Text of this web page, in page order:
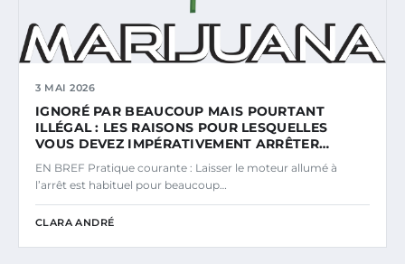
3 MAI 2026
IGNORÉ PAR BEAUCOUP MAIS POURTANT
ILLÉGAL : LES RAISONS POUR LESQUELLES
VOUS DEVEZ IMPÉRATIVEMENT ARRÊTER…
EN BREF Pratique courante : Laisser le moteur allumé à
l’arrêt est habituel pour beaucoup…
CLARA ANDRÉ